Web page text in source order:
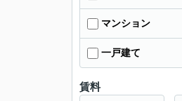
マンション
一戸建て
賃料